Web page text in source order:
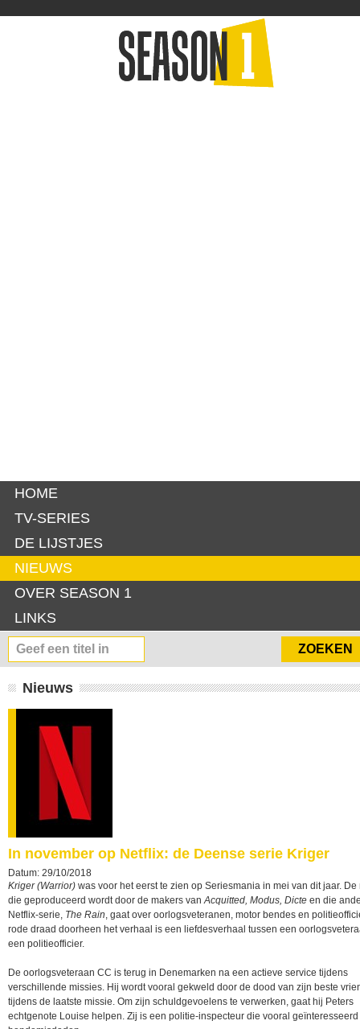
HOME
TV-SERIES
DE LIJSTJES
NIEUWS
OVER SEASON 1
LINKS
Nieuws
In november op Netflix: de Deense serie Kriger
Datum: 29/10/2018
Kriger (Warrior) was voor het eerst te zien op Seriesmania in mei van dit jaar.
die geproduceerd wordt door de makers vanAcquitted, Modus, Dicte en die
Netflix-serie, The Rain, gaat over oorlogsveteranen, motor bendes en
rode draad doorheen het verhaal is een liefdesverhaal tussen een
een politieofficier.
De oorlogsveteraan CC is terug in Denemarken na een actieve service tijdens
verschillende missies. Hij wordt vooral gekweld door de dood van zijn beste
tijdens de laatste missie. Om zijn schuldgevoelens te verwerken, gaat hij Peters
echtgenote Louise helpen. Zij is een politie-inspecteur die vooral